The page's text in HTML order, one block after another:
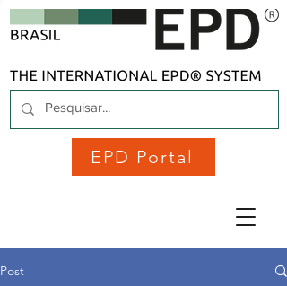
EPD Portal
Post